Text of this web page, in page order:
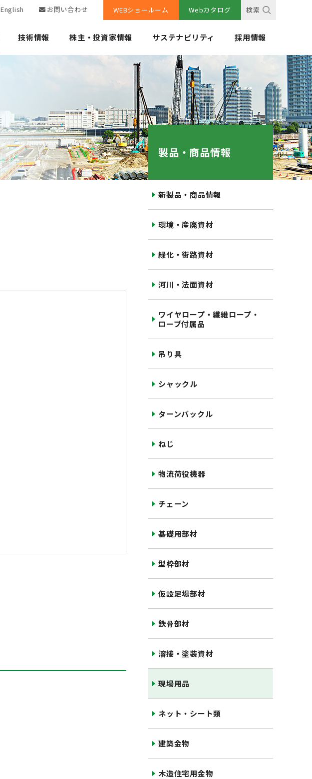
English お問い合わせ WEBショールーム Webカタログ 検索
技術情報 株主・投資家情報 サステナビリティ 採用情報
製品・商品情報
新製品・商品情報
環境・産廃資材
緑化・街路資材
河川・法面資材
ワイヤロープ・繊維ロープ・
ロープ付属品
吊り具
シャックル
ターンバックル
ねじ
物流荷役機器
チェーン
基礎用部材
型枠部材
仮設足場部材
鉄骨部材
溶接・塗装資材
現場用品
ネット・シート類
建築金物
木造住宅用金物